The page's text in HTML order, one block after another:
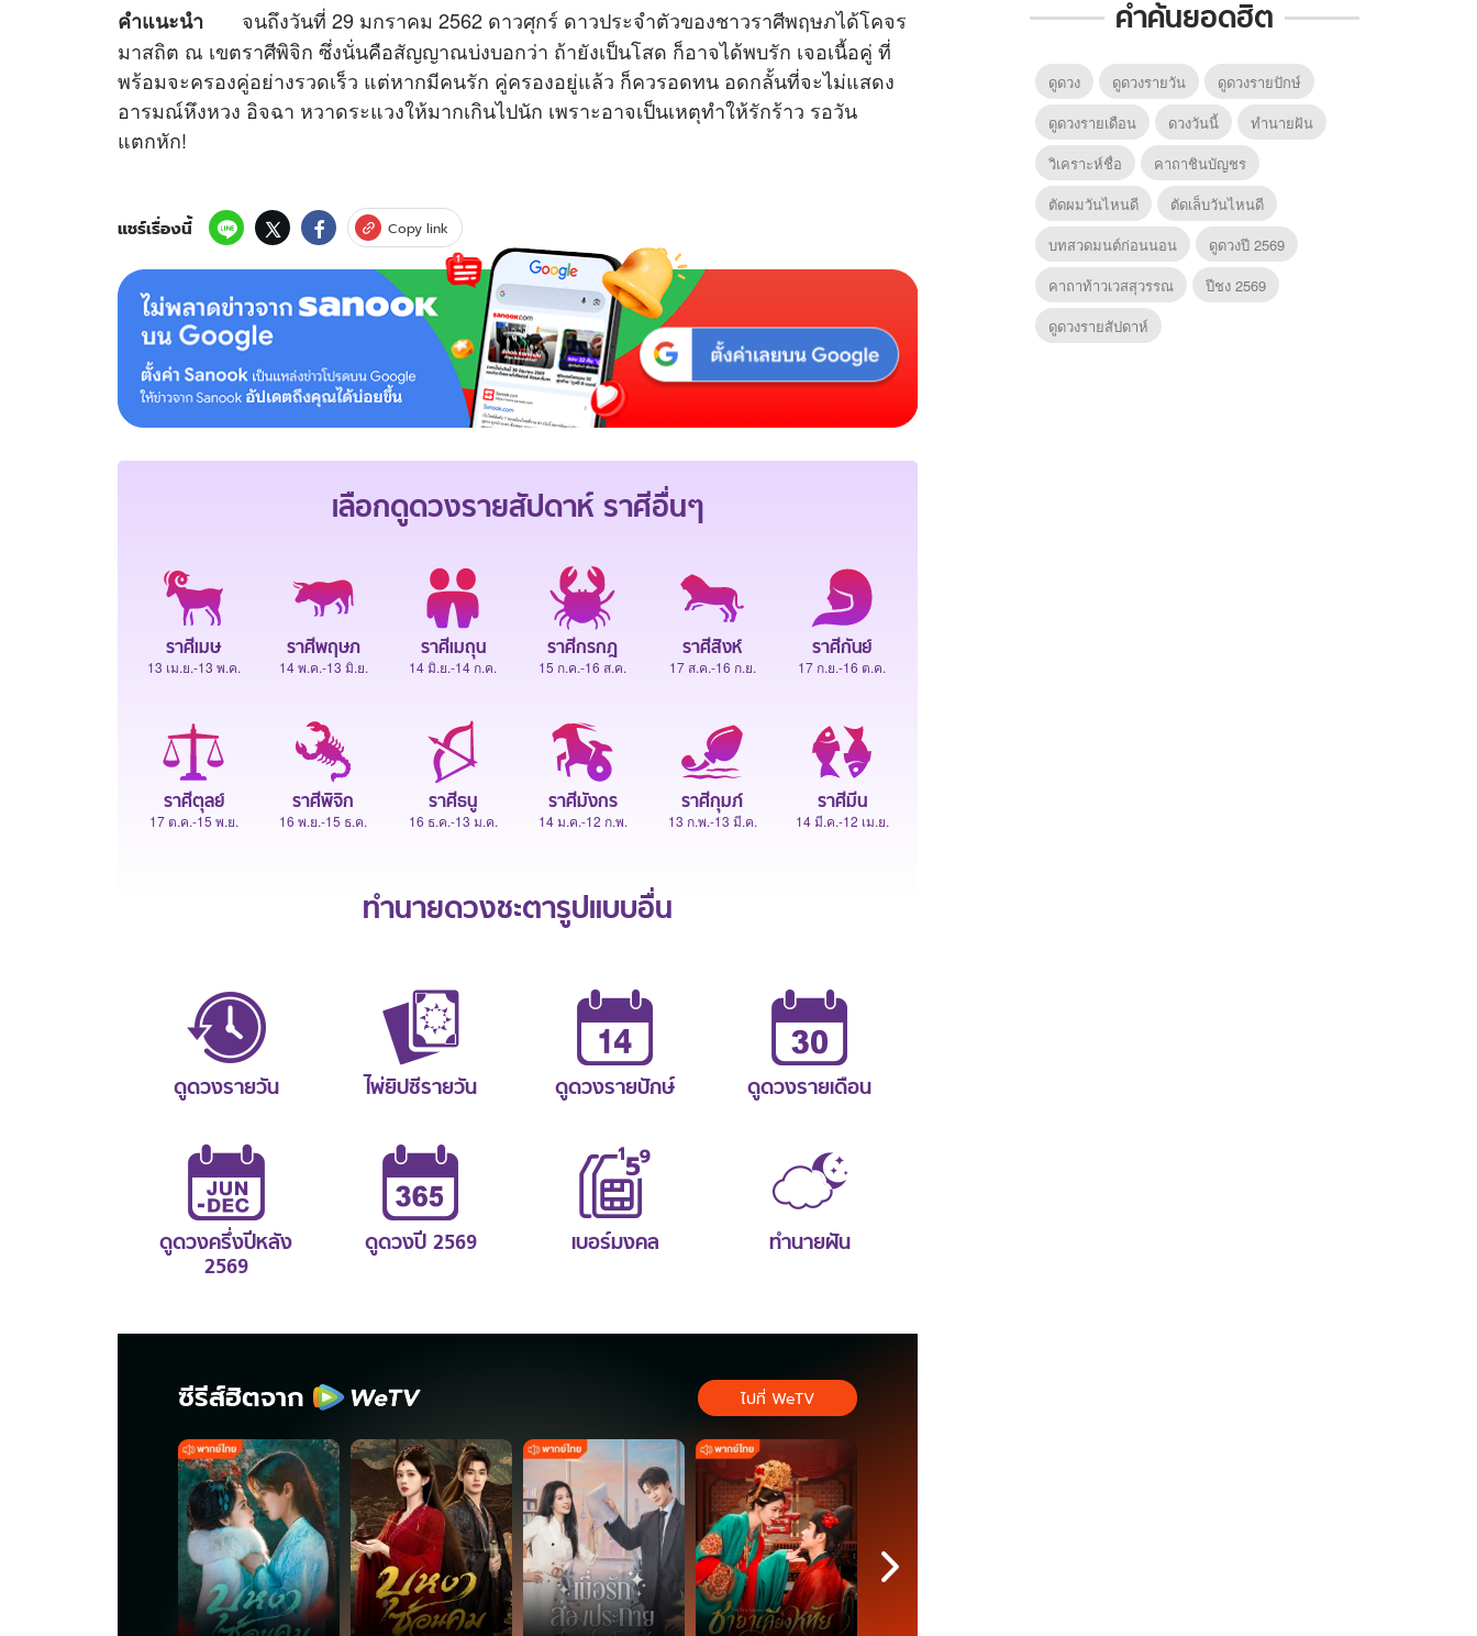
คำแนะนำ จนถึงวันที่ 29 มกราคม 2562 ดาวศุกร์ ดาวประจำตัวของชาวราศีพฤษภได้โคจร
มาสถิต ณ เขตราศีพิจิก ซึ่งนั่นคือสัญญาณบ่งบอกว่า ถ้ายังเป็นโสด ก็อาจได้พบรัก เจอเนื้อคู่ ที่
พร้อมจะครองคู่อย่างรวดเร็ว แต่หากมีคนรัก คู่ครองอยู่แล้ว ก็ควรอดทน อดกลั้นที่จะไม่แสดง
อารมณ์หึงหวง อิจฉา หวาดระแวงให้มากเกินไปนัก เพราะอาจเป็นเหตุทำให้รักร้าว รอวัน
แตกหัก!
แชร์เรื่องนี้ Copy link
เลือกดูดวงรายสัปดาห์ราศีอื่นๆ
ราศีเมษ
13 เม.ย.-13 พ.ค.
ราศีพฤษภ
14 พ.ค.-13 มิ.ย.
ราศีเมถุน
14 มิ.ย.-14 ก.ค.
ราศีกรกฎ
15 ก.ค.-16 ส.ค.
ราศีสิงห์
17 ส.ค.-16 ก.ย.
ราศีกันย์
17 ก.ย.-16 ต.ค.
ราศีตุลย์
17 ต.ค.-15 พ.ย.
ราศีพิจิก
16 พ.ย.-15 ธ.ค.
ราศีธนู
16 ธ.ค.-13 ม.ค.
ราศีมังกร
14 ม.ค.-12 ก.พ.
ราศีกุมภ์
13 ก.พ.-13 มี.ค.
ราศีมีน
14 มี.ค.-12 เม.ย.
ทำนายดวงชะตารูปแบบอื่น
ดูดวงรายวัน ไพ่ยิปซีรายวัน ดูดวงรายปักษ์ ดูดวงรายเดือน
ดูดวงครึ่งปีหลัง
2569
ดูดวงปี 2569 เบอร์มงคล ทำนายฝัน
ซีรีส์ฮิตจาก ไปที่ WeTV
คำค้นยอดฮิต
ดูดวง ดูดวงรายวัน
ดูดวงรายปักษ์
ดูดวงรายเดือน
ดวงวันนี้
ทํานายฝัน
วิเคราะห์ชื่อ
คาถาชินบัญชร
ตัดผมวันไหนดี
ตัดเล็บวันไหนดี
บทสวดมนต์ก่อนนอน
ดูดวงปี 2569
คาถาท้าวเวสสุวรรณ
ปีชง 2569
ดูดวงรายสัปดาห์